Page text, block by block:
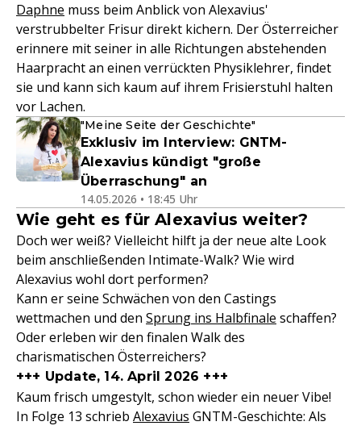
Daphne muss beim Anblick von Alexavius'
verstrubbelter Frisur direkt kichern. Der Österreicher
erinnere mit seiner in alle Richtungen abstehenden
Haarpracht an einen verrückten Physiklehrer, findet
sie und kann sich kaum auf ihrem Frisierstuhl halten
vor Lachen.
"Meine Seite der Geschichte"
Exklusiv im Interview: GNTM-
Alexavius kündigt "große
Überraschung" an
14.05.2026 • 18:45 Uhr
Wie geht es für Alexavius weiter?
Doch wer weiß? Vielleicht hilft ja der neue alte Look
beim anschließenden Intimate-Walk? Wie wird
Alexavius wohl dort performen?
Kann er seine Schwächen von den Castings
wettmachen und den Sprung ins Halbfinale schaffen?
Oder erleben wir den finalen Walk des
charismatischen Österreichers?
+++ Update, 14. April 2026 +++
Kaum frisch umgestylt, schon wieder ein neuer Vibe!
In Folge 13 schrieb Alexavius GNTM-Geschichte: Als